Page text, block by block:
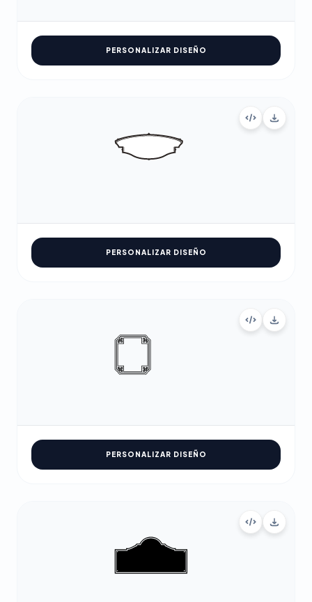
PERSONALIZAR DISEÑO
PERSONALIZAR DISEÑO
PERSONALIZAR DISEÑO